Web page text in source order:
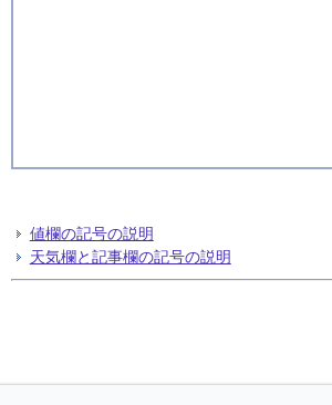
値欄の記号の説明
天気欄と記事欄の記号の説明